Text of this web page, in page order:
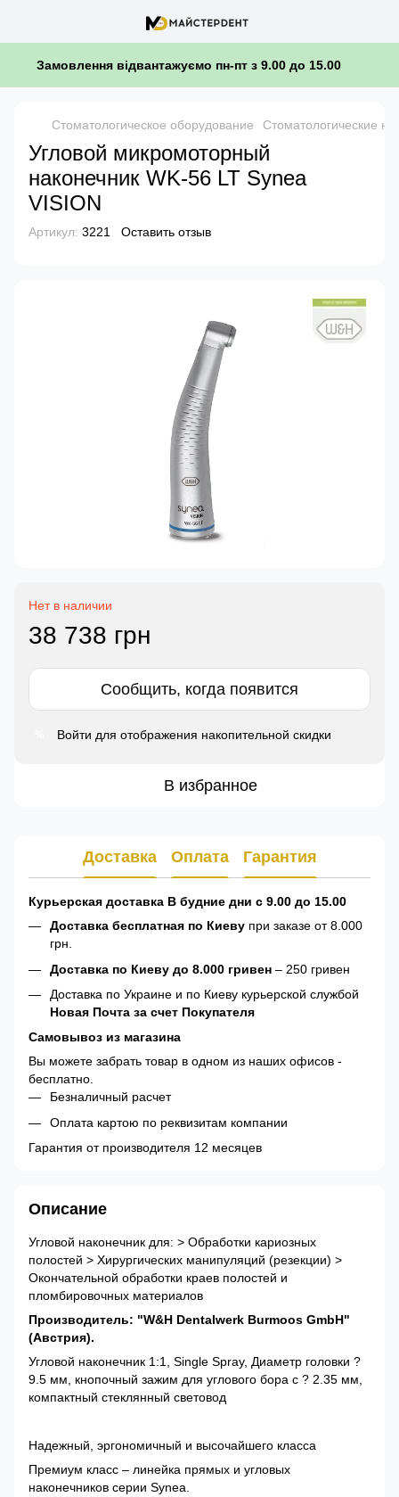
Замовлення відвантажуємо пн-пт з 9.00 до 15.00
Стоматологическое оборудование Стоматологические
Угловой микромоторный
наконечник WK-56 LT Synea
VISION
Артикул: 3221 Оставить отзыв
Нет в наличии
38 738 грн
Сообщить, когда появится
Войти для отображения накопительной скидки
В избранное
Доставка Оплата Гарантия
Курьерская доставка В будние дни с 9.00 до 15.00
Доставка бесплатная по Киеву при заказе от 8.000
грн.
Доставка по Киеву до 8.000 гривен – 250 гривен
Доставка по Украине и по Киеву курьерской службой
Новая Почта за счет Покупателя
Самовывоз из магазина
Вы можете забрать товар в одном из наших офисов -
бесплатно.
Безналичный расчет
Оплата картою по реквизитам компании
Гарантия от производителя 12 месяцев
Описание
Угловой наконечник для: > Обработки кариозных
полостей > Хирургических манипуляций (резекции) >
Окончательной обработки краев полостей и
пломбировочных материалов
Производитель: "W&H Dentalwerk Burmoos GmbH"
(Австрия).
Угловой наконечник 1:1, Single Spray, Диаметр головки ?
9.5 мм, кнопочный зажим для углового бора с ? 2.35 мм,
компактный стеклянный световод
Надежный, эргономичный и высочайшего класса
Премиум класс – линейка прямых и угловых
наконечников серии Synea.